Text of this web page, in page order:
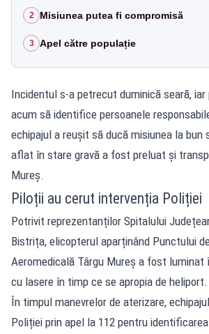
2 Misiunea putea fi compromisă
3 Apel către populație
Incidentul s-a petrecut duminică seară,
acum să identifice persoanele
echipajul a reușit să ducă misiunea la
aflat în stare gravă a fost preluat și
Mureș.
Piloții au cerut intervenția Poliției
Potrivit reprezentanților Spitalului
Bistrița, elicopterul aparținând Punctului
Aeromedicală Târgu Mureș a fost luminat
cu lasere în timp ce se apropia de heliport.
În timpul manevrelor de aterizare,
Poliției prin apel la 112 pentru